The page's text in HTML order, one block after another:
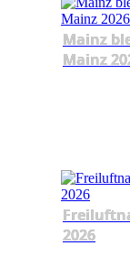
Mainz
Mainz
2026